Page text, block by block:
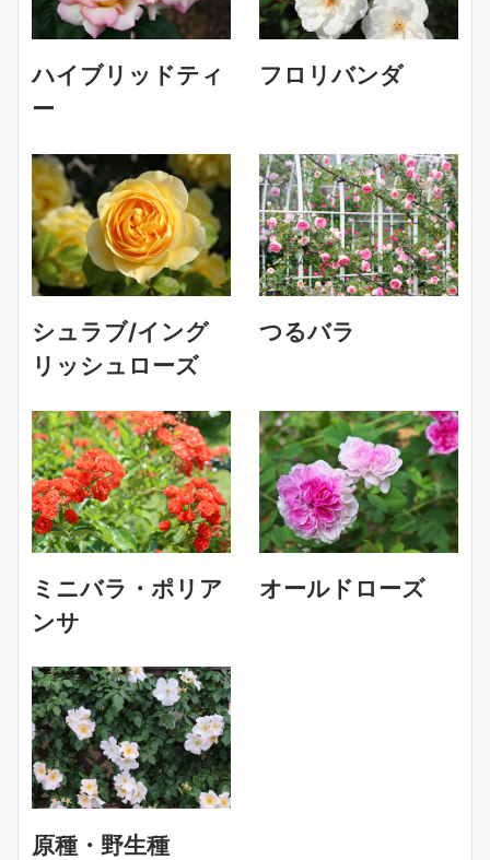
ハイブリッドティ
ー
フロリバンダ
シュラブ/イング
リッシュローズ
つるバラ
ミニバラ・ポリア
ンサ
オールドローズ
原種・野生種